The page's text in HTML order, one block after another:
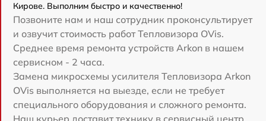
Кирове. Выполним быстро и качественно!
Позвоните нам и наш сотрудник проконсультирует
и озвучит стоимость работ Тепловизора OVis.
Среднее время ремонта устройств Arkon в нашем
сервисном - 2 часа.
Замена микросхемы усилителя Тепловизора Arkon
OVis выполняется на выезде, если не требует
специального оборудования и сложного ремонта.